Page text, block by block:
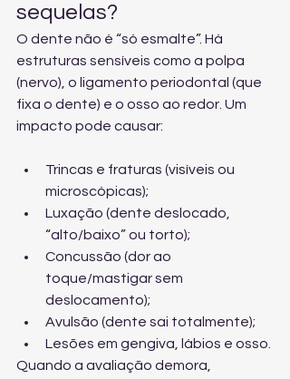
sequelas?
O dente não é “só esmalte”. Há
estruturas sensíveis como a polpa
(nervo), o ligamento periodontal (que
fixa o dente) e o osso ao redor. Um
impacto pode causar:
Trincas e fraturas (visíveis ou
microscópicas);
Luxação (dente deslocado,
“alto/baixo” ou torto);
Concussão (dor ao
toque/mastigar sem
deslocamento);
Avulsão (dente sai totalmente);
Lesões em gengiva, lábios e osso.
Quando a avaliação demora,